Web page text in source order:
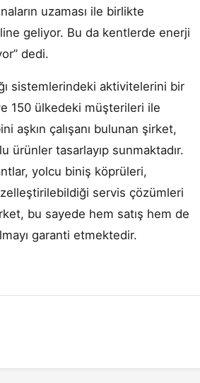
uzaması ile birlikte
geliyor. Bu da kentlerde enerji
dedi.
sistemlerindeki aktivitelerini bir
150 ülkedeki müşterileri ile
aşkın çalışanı bulunan şirket,
tasarlayıp sunmaktadır.
yolcu biniş köprüleri,
servis çözümleri
bu sayede hem satış hem de
garanti etmektedir.